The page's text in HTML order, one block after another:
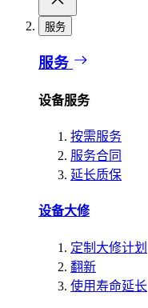
服务
服务
设备服务
按需服务
服务合同
延长质保
设备大修
定制大修计划
翻新
使用寿命延长